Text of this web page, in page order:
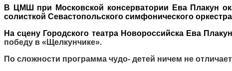
В ЦМШ при Московской консерватории Ева Плакун
солисткой Севастопольского симфонического
На сцену Городского театра Новороссийска Ева
победу в «Щелкунчике».
По сложности программа чудо- детей ничем не